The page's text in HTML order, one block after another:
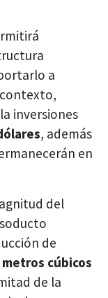
a
inversiones
, además
en
del
de
cúbicos
de la